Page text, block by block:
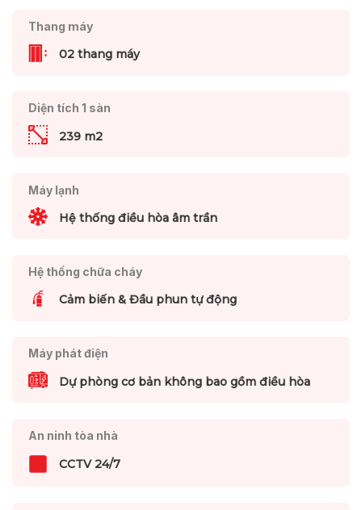
Thang máy
02 thang máy
Diện tích 1 sàn
239 m2
Máy lạnh
Hệ thống điều hòa âm trần
Hệ thống chữa cháy
Cảm biến & Đầu phun tự động
Máy phát điện
Dự phòng cơ bản không bao gồm điều hòa
An ninh tòa nhà
CCTV 24/7